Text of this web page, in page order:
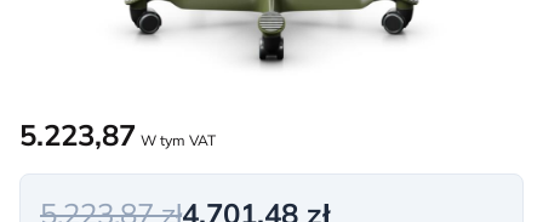
5.223,87 W tym VAT
5.223,87 zł4.701,48 zł